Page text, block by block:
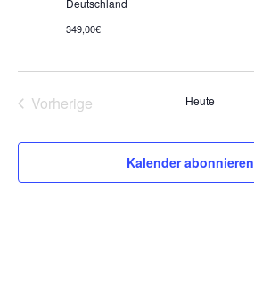
Deutschland
349,00€
Vorherige
Heute
Kalender abonnieren